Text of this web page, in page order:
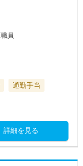
員
通勤手当
詳細を見る